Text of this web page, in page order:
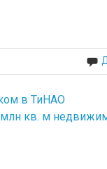
в ТиНАО
кв. м